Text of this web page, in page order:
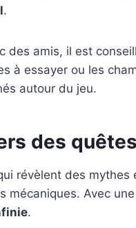
.
des amis, il est
à essayer ou les
autour du jeu.
des quêtes
révèlent des
mécaniques. Avec
.